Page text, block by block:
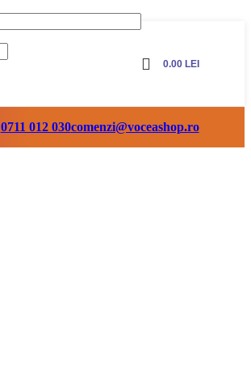
0.00 LEI
0711 012 030comenzi@voceashop.ro